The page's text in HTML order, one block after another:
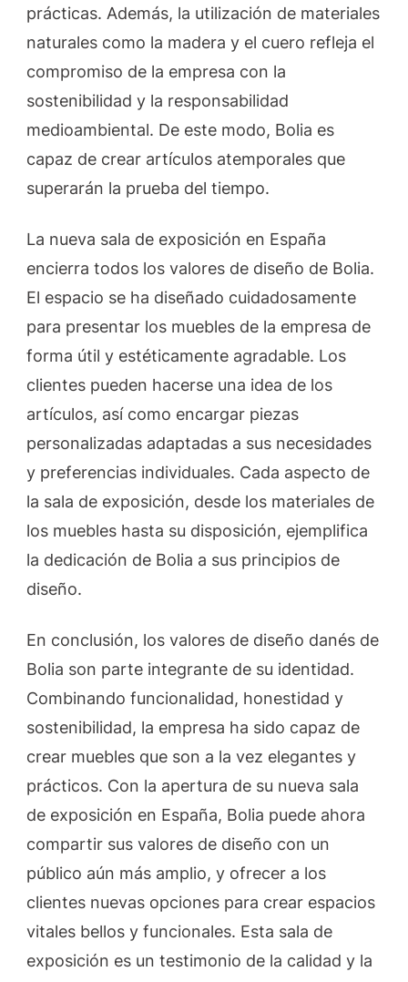
prácticas. Además, la utilización de materiales
naturales como la madera y el cuero refleja el
compromiso de la empresa con la
sostenibilidad y la responsabilidad
medioambiental. De este modo, Bolia es
capaz de crear artículos atemporales que
superarán la prueba del tiempo.
La nueva sala de exposición en España
encierra todos los valores de diseño de Bolia.
El espacio se ha diseñado cuidadosamente
para presentar los muebles de la empresa de
forma útil y estéticamente agradable. Los
clientes pueden hacerse una idea de los
artículos, así como encargar piezas
personalizadas adaptadas a sus necesidades
y preferencias individuales. Cada aspecto de
la sala de exposición, desde los materiales de
los muebles hasta su disposición, ejemplifica
la dedicación de Bolia a sus principios de
diseño.
En conclusión, los valores de diseño danés de
Bolia son parte integrante de su identidad.
Combinando funcionalidad, honestidad y
sostenibilidad, la empresa ha sido capaz de
crear muebles que son a la vez elegantes y
prácticos. Con la apertura de su nueva sala
de exposición en España, Bolia puede ahora
compartir sus valores de diseño con un
público aún más amplio, y ofrecer a los
clientes nuevas opciones para crear espacios
vitales bellos y funcionales. Esta sala de
exposición es un testimonio de la calidad y la